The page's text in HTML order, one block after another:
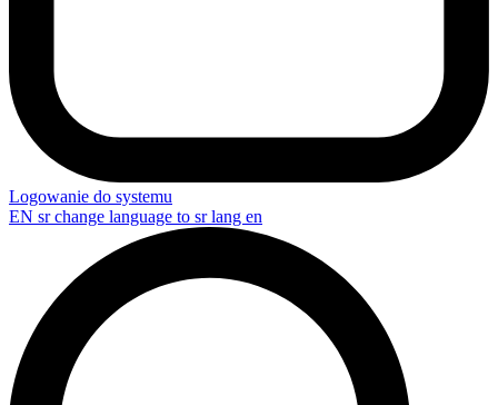
Logowanie do systemu
EN sr change language to sr lang en